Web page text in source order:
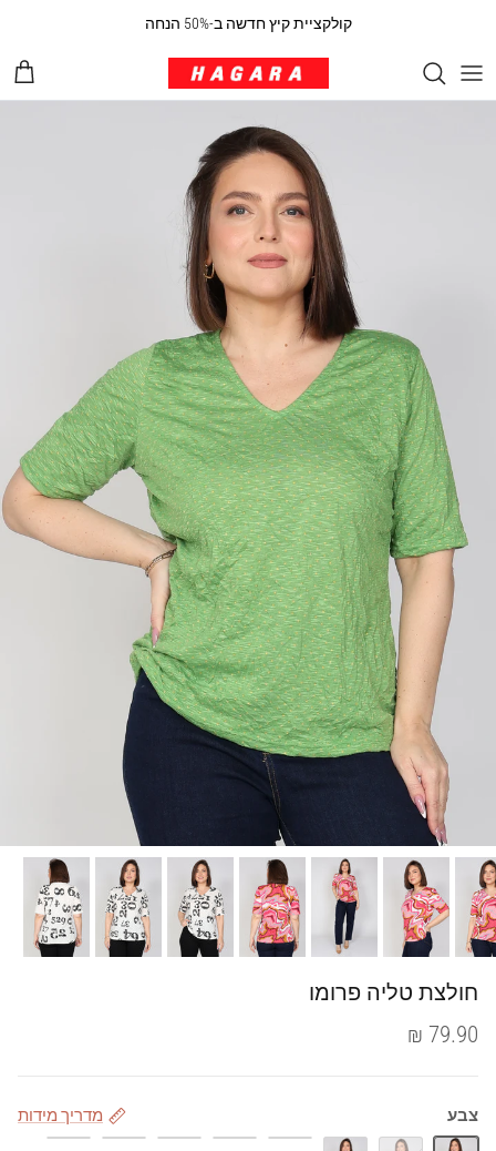
קולקציית קיץ חדשה ב-50% הנחה
חולצת טליה פרומו
79.90 ₪
צבע מדריך מידות